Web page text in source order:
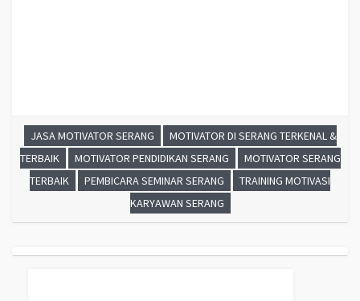
JASA MOTIVATOR SERANG
MOTIVATOR DI SERANG TERKENAL &
TERBAIK
MOTIVATOR PENDIDIKAN SERANG
MOTIVATOR SERANG
TERBAIK
PEMBICARA SEMINAR SERANG
TRAINING MOTIVASI
KARYAWAN SERANG